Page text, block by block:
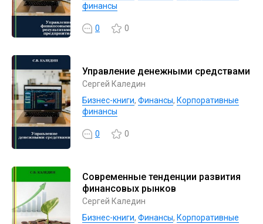
финансы
0 0
Управление денежными средствами
Сергей Каледин
Бизнес-книги, Финансы, Корпоративные
финансы
0 0
Современные тенденции развития
финансовых рынков
Сергей Каледин
Бизнес-книги, Финансы, Корпоративные